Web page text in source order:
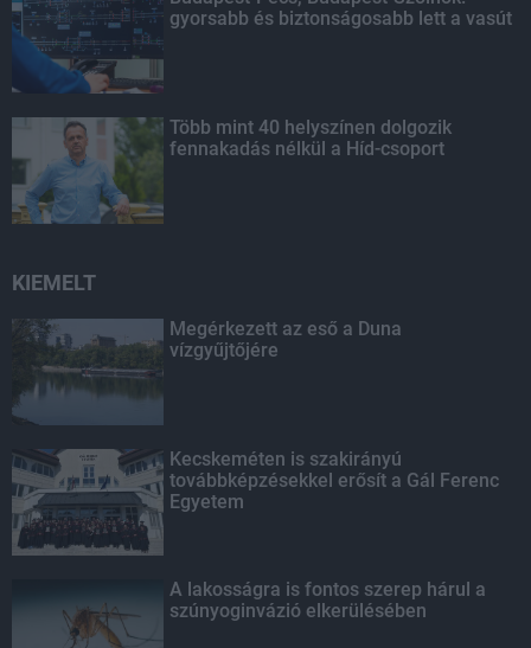
gyorsabb és biztonságosabb lett a vasút
Több mint 40 helyszínen dolgozik
fennakadás nélkül a Híd-csoport
KIEMELT
Megérkezett az eső a Duna
vízgyűjtőjére
Kecskeméten is szakirányú
továbbképzésekkel erősít a Gál Ferenc
Egyetem
A lakosságra is fontos szerep hárul a
szúnyoginvázió elkerülésében